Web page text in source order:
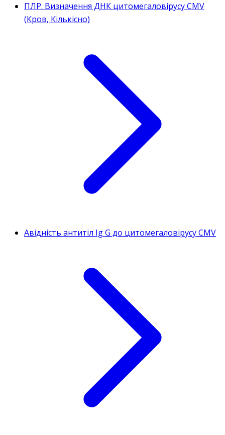
ПЛР. Визначення ДНК цитомегаловірусу CMV
(Кров, Кількісно)
Авідність антитіл Ig G до цитомегаловірусу CMV